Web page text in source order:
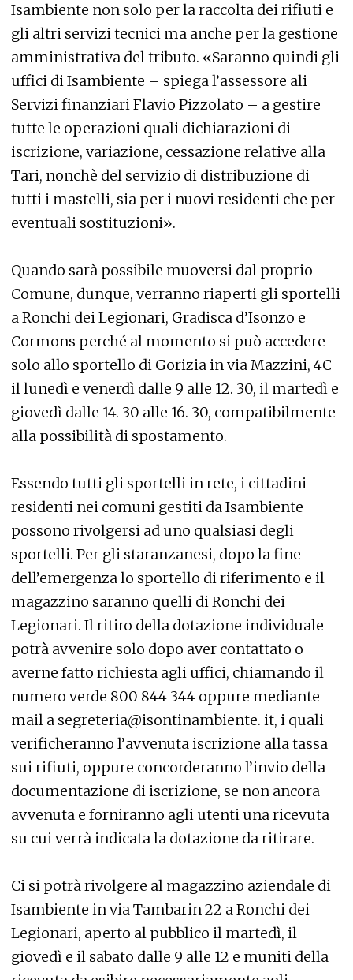
Isambiente non solo per la raccolta dei rifiuti e
gli altri servizi tecnici ma anche per la gestione
amministrativa del tributo. «Saranno quindi gli
uffici di Isambiente – spiega l’assessore ali
Servizi finanziari Flavio Pizzolato – a gestire
tutte le operazioni quali dichiarazioni di
iscrizione, variazione, cessazione relative alla
Tari, nonchè del servizio di distribuzione di
tutti i mastelli, sia per i nuovi residenti che per
eventuali sostituzioni».
Quando sarà possibile muoversi dal proprio
Comune, dunque, verranno riaperti gli sportelli
a Ronchi dei Legionari, Gradisca d’Isonzo e
Cormons perché al momento si può accedere
solo allo sportello di Gorizia in via Mazzini, 4C
il lunedì e venerdì dalle 9 alle 12. 30, il martedì e
giovedì dalle 14. 30 alle 16. 30, compatibilmente
alla possibilità di spostamento.
Essendo tutti gli sportelli in rete, i cittadini
residenti nei comuni gestiti da Isambiente
possono rivolgersi ad uno qualsiasi degli
sportelli. Per gli staranzanesi, dopo la fine
dell’emergenza lo sportello di riferimento e il
magazzino saranno quelli di Ronchi dei
Legionari. Il ritiro della dotazione individuale
potrà avvenire solo dopo aver contattato o
averne fatto richiesta agli uffici, chiamando il
numero verde 800 844 344 oppure mediante
mail a segreteria@isontinambiente. it, i quali
verificheranno l’avvenuta iscrizione alla tassa
sui rifiuti, oppure concorderanno l’invio della
documentazione di iscrizione, se non ancora
avvenuta e forniranno agli utenti una ricevuta
su cui verrà indicata la dotazione da ritirare.
Ci si potrà rivolgere al magazzino aziendale di
Isambiente in via Tambarin 22 a Ronchi dei
Legionari, aperto al pubblico il martedì, il
giovedì e il sabato dalle 9 alle 12 e muniti della